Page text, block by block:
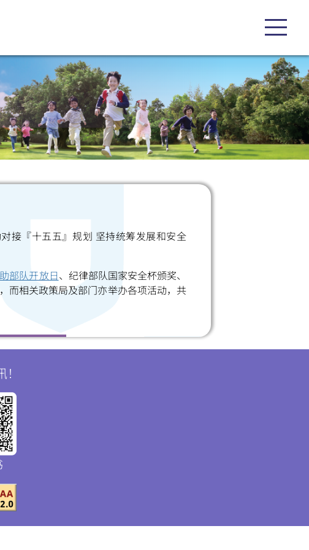
接『十五五』规划 坚持统筹发展和安全
部队开放日、纪律部队国家安全杯颁奖、
而相关政策局及部门亦举办各项活动，共
小